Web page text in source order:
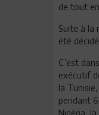
de tout
Suite à la
été
C’est
exécutif
la
pendant
Nigéria,